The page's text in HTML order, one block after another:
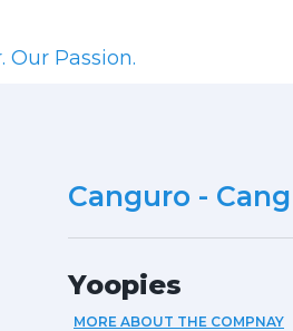
Our Passion.
Canguro -
Yoopies
MORE ABOUT THE COMPNAY